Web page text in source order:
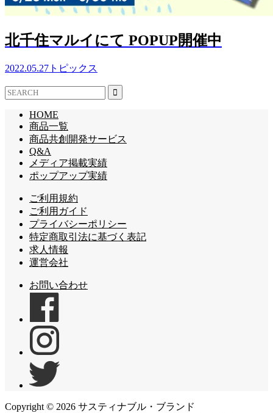
北千住マルイにて POPUP開催中
2022.05.27 トピックス
HOME
商品一覧
商品共創開発サービス
Q&A
メディア掲載実績
ポップアップ実績
ご利用規約
ご利用ガイド
プライバシーポリシー
特定商取引法に基づく表記
求人情報
運営会社
お問い合わせ
Copyright © 2026 サスティナブル・ブランド